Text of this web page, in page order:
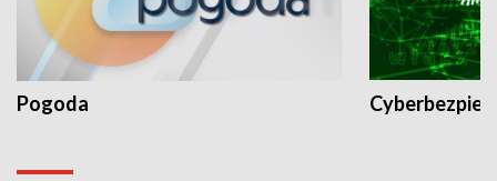
Pogoda